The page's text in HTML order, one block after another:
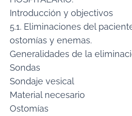
Introducción y objectivos
5.1. Eliminaciones del
ostomías y enemas.
Generalidades de la
Sondas
Sondaje vesical
Material necesario
Ostomías